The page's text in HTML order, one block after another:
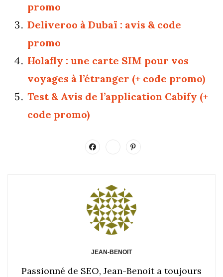
promo
Deliveroo à Dubaï : avis & code
promo
Holafly : une carte SIM pour vos
voyages à l’étranger (+ code promo)
Test & Avis de l’application Cabify (+
code promo)
JEAN-BENOIT
Passionné de SEO, Jean-Benoit a toujours